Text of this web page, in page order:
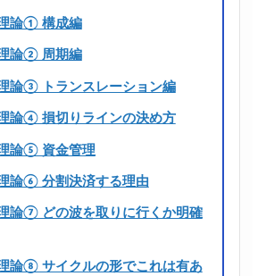
論① 構成編
論② 周期編
論③ トランスレーション編
論④ 損切りラインの決め方
論⑤ 資金管理
論⑥ 分割決済する理由
論⑦ どの波を取りに行くか明確
論⑧ サイクルの形でこれは有あ